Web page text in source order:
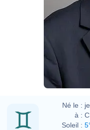
Né le :
à :
Soleil :